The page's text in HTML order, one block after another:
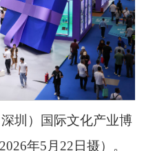
圳）国际文化产业博
年5月22日摄）。